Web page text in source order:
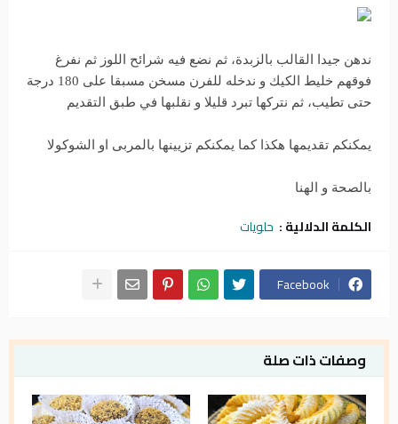
ندهن جيدا القالب بالزبدة، ثم نضع فيه شرائح اللوز ثم نفرغ
فوقهم خليط الكيك و ندخله للفرن مسخن مسبقا على 180 درجة
حتى تطيب، ثم نتركها تبرد قليلا و نقلبها في طبق التقديم
يمكنكم تقديمها هكذا كما يمكنكم تزيينها بالمربى او الشوكولا
بالصحة و الهنا
الكلمة الدلالية : حلويات
Facebook
وصفات ذات صلة